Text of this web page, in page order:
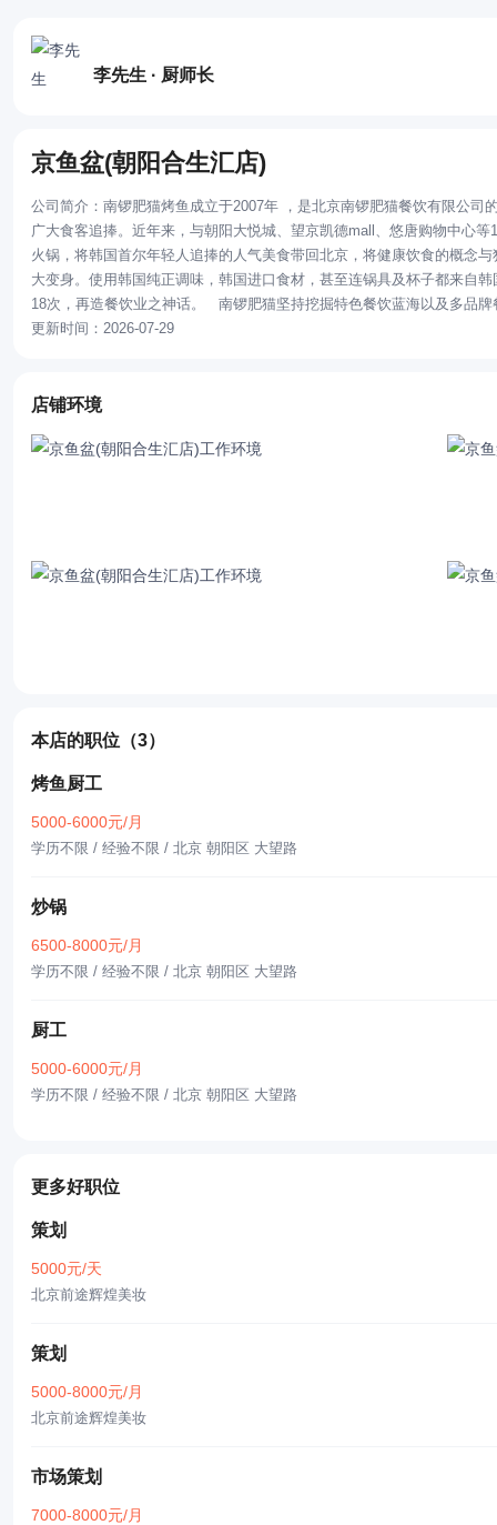
李先生 · 厨师长
京鱼盆(朝阳合生汇店)
公司简介：南锣肥猫烤鱼成立于2007年 ，是北京南锣肥猫餐饮有限公司
广大食客追捧。近年来，与朝阳大悦城、望京凯德mall、悠唐购物中
火锅，将韩国首尔年轻人追捧的人气美食带回北京，将健康饮食的概
大变身。使用韩国纯正调味，韩国进口食材，甚至连锅具及杯子都来自
18次，再造餐饮业之神话。 南锣肥猫坚持挖掘特色餐饮蓝海以及多品
更新时间：2026-07-29
店铺环境
本店的职位 （3）
烤鱼厨工
5000-6000元/月
学历不限 / 经验不限 / 北京 朝阳区 大望路
炒锅
6500-8000元/月
学历不限 / 经验不限 / 北京 朝阳区 大望路
厨工
5000-6000元/月
学历不限 / 经验不限 / 北京 朝阳区 大望路
更多好职位
策划
5000元/天
北京前途辉煌美妆
策划
5000-8000元/月
北京前途辉煌美妆
市场策划
7000-8000元/月